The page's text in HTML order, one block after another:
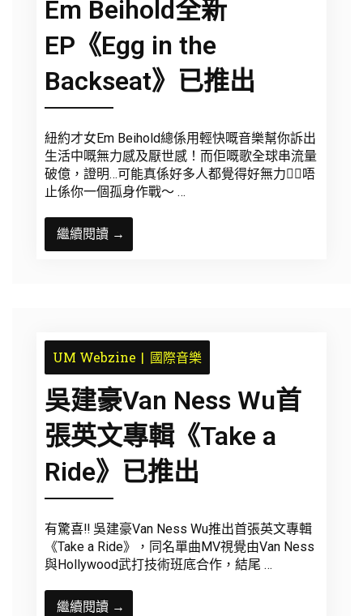
Em Beihold全新
EP《Egg in the
Backseat》已推出
紐約才女Em Beihold總係用輕快嘅音樂幫你訴出
生活中嘅無力感及厭世感！而佢嘅歌全球串流量
破億，證明…可能真係好多人都覺得好無力😮‍💨唔
止係你一個孤身作戰～ …
繼續閱讀 →
UM Webzine 國際音樂
吳建豪Van Ness Wu首
張英文專輯《Take a
Ride》已推出
有驚喜‼️ 吳建豪Van Ness Wu推出首張英文專輯
《Take a Ride》，同名單曲MV視覺由Van Ness
與Hollywood武打技術班底合作，結尾 …
繼續閱讀 →